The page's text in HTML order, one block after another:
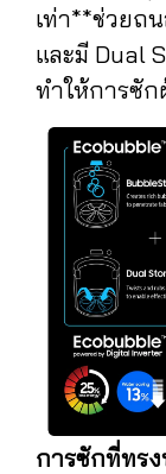
เท่า**ช่วยถ
และมี Dual
ทำให้การซั
การซักที่ทร